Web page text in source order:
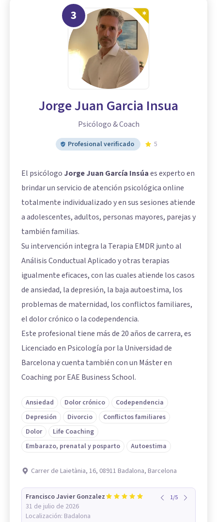
3
Jorge Juan Garcia Insua
Psicólogo & Coach
Profesional verificado 5
El psicólogo Jorge Juan García Insúaes experto en
brindar un servicio de atención psicológica online
totalmente individualizado y en sus sesiones atiende
a adolescentes, adultos, personas mayores, parejas y
también familias.
Su intervención integra la Terapia EMDR junto al
Análisis Conductual Aplicado y otras terapias
igualmente eficaces, con las cuales atiende los casos
de ansiedad, la depresión, la baja autoestima, los
problemas de maternidad, los conflictos familiares,
el dolor crónico o la codependencia.
Este profesional tiene más de 20 años de carrera, es
Licenciado en Psicología por la Universidad de
Barcelona y cuenta también con un Máster en
Coaching por EAE Business School.
Ansiedad Dolor crónico
Codependencia
Depresión
Divorcio
Conflictos familiares
Dolor
Life Coaching
Embarazo, prenatal y posparto
Autoestima
Carrer de Laietània, 16, 08911 Badalona, Barcelona
Francisco Javier Gonzalez
31 de julio de 2026
Localización: Badalona
1/5